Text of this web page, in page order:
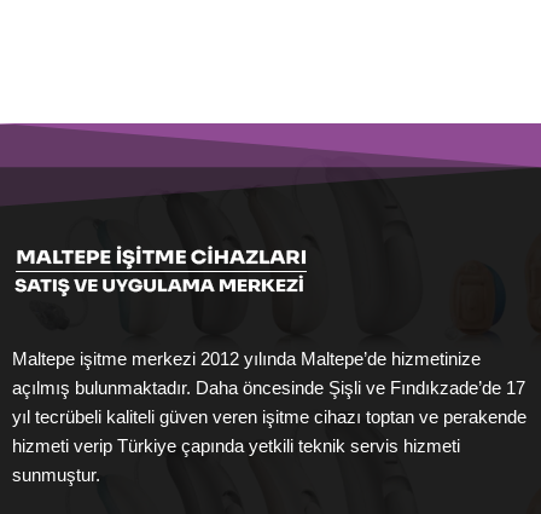
Maltepe işitme merkezi 2012 yılında Maltepe’de hizmetinize
açılmış bulunmaktadır. Daha öncesinde Şişli ve Fındıkzade’de 17
yıl tecrübeli kaliteli güven veren işitme cihazı toptan ve perakende
hizmeti verip Türkiye çapında yetkili teknik servis hizmeti
sunmuştur.